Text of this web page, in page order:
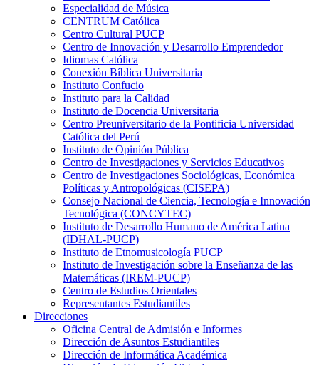
Especialidad de Música
CENTRUM Católica
Centro Cultural PUCP
Centro de Innovación y Desarrollo Emprendedor
Idiomas Católica
Conexión Bíblica Universitaria
Instituto Confucio
Instituto para la Calidad
Instituto de Docencia Universitaria
Centro Preuniversitario de la Pontificia Universidad
Católica del Perú
Instituto de Opinión Pública
Centro de Investigaciones y Servicios Educativos
Centro de Investigaciones Sociológicas, Económica
Políticas y Antropológicas (CISEPA)
Consejo Nacional de Ciencia, Tecnología e Innovación
Tecnológica (CONCYTEC)
Instituto de Desarrollo Humano de América Latina
(IDHAL-PUCP)
Instituto de Etnomusicología PUCP
Instituto de Investigación sobre la Enseñanza de las
Matemáticas (IREM-PUCP)
Centro de Estudios Orientales
Representantes Estudiantiles
Direcciones
Oficina Central de Admisión e Informes
Dirección de Asuntos Estudiantiles
Dirección de Informática Académica